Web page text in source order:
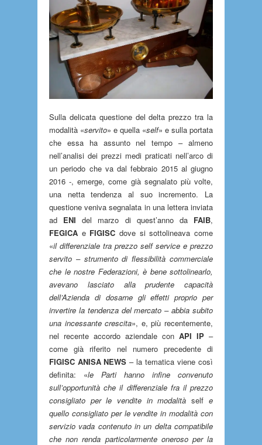
Sulla delicata questione del delta prezzo tra la
modalità «servito» e quella «self» e sulla portata
che essa ha assunto nel tempo – almeno
nell’analisi dei prezzi medi praticati nell’arco di
un periodo che va dal febbraio 2015 al giugno
2016 -, emerge, come già segnalato più volte,
una netta tendenza al suo incremento. La
questione veniva segnalata in una lettera inviata
ad ENI del marzo di quest’anno da FAIB,
FEGICA e FIGISC dove si sottolineava come
«il differenziale tra prezzo self service e prezzo
servito – strumento di flessibilità commerciale
che le nostre Federazioni, è bene sottolinearlo,
avevano lasciato alla prudente capacità
dell’Azienda di dosarne gli effetti proprio per
invertire la tendenza del mercato – abbia subito
una incessante crescita», e, più recentemente,
nel recente accordo aziendale con API IP –
come già riferito nel numero precedente di
FIGISC ANISA NEWS – la tematica viene così
definita: «le Parti hanno infine convenuto
sull’opportunità che il differenziale fra il prezzo
consigliato per le vendite in modalità self e
quello consigliato per le vendite in modalità con
servizio vada contenuto in un delta compatibile
che non renda particolarmente oneroso per la